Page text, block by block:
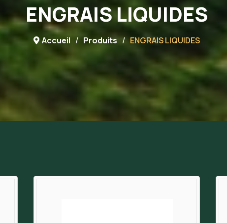
ENGRAIS LIQUIDES
Accueil Produits ENGRAIS LIQUIDES